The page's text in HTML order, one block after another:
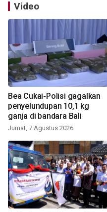
Video
Bea Cukai-Polisi gagalkan
penyelundupan 10,1 kg
ganja di bandara Bali
Jumat, 7 Agustus 2026